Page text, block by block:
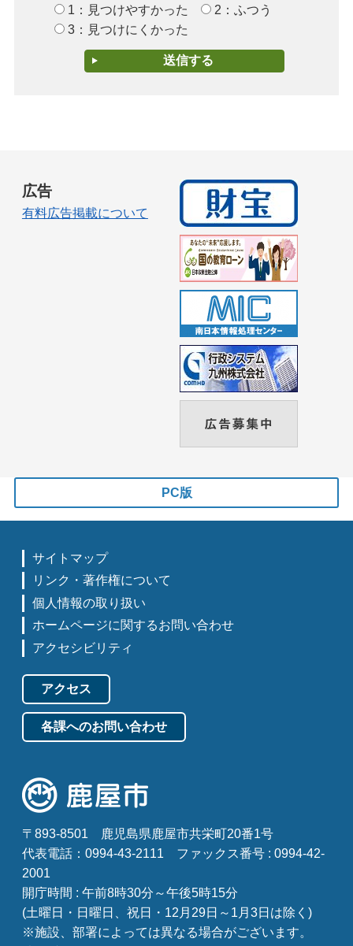
1：見つけやすかった
2：ふつう
3：見つけにくかった
広告
有料広告掲載について
PC版
サイトマップ
リンク・著作権について
個人情報の取り扱い
ホームページに関するお問い合わせ
アクセシビリティ
アクセス
各課へのお問い合わせ
〒893-8501
鹿児島県鹿屋市共栄町20番1号
代表電話：0994-43-2111
ファックス番号 : 0994-42-
2001
開庁時間 : 午前8時30分～午後5時15分
(土曜日・日曜日、祝日・12月29日～1月3日は除く)
※施設、部署によっては異なる場合がございます。